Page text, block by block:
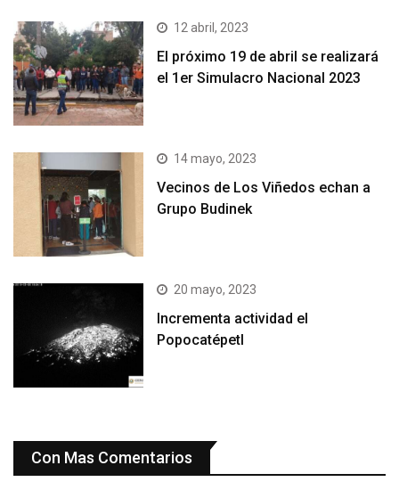
12 abril, 2023
El próximo 19 de abril se realizará
el 1er Simulacro Nacional 2023
14 mayo, 2023
Vecinos de Los Viñedos echan a
Grupo Budinek
20 mayo, 2023
Incrementa actividad el
Popocatépetl
Con Mas Comentarios